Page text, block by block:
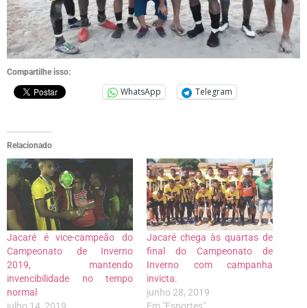
Compartilhe isso:
WhatsApp Telegram
Relacionado
Jacaré é vice-campeão do
Campeonato de Inverno
2019, mantendo
invencibilidade no tempo
normal
Jacaré chega às quartas de
final do Campeonato de
Inverno com campanha
invicta.
junho 28, 2019